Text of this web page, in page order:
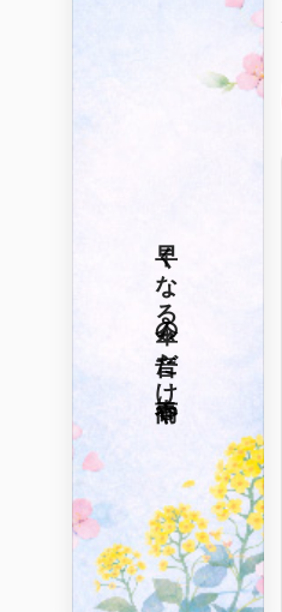
春雨や
傘の音だけ
早くなる